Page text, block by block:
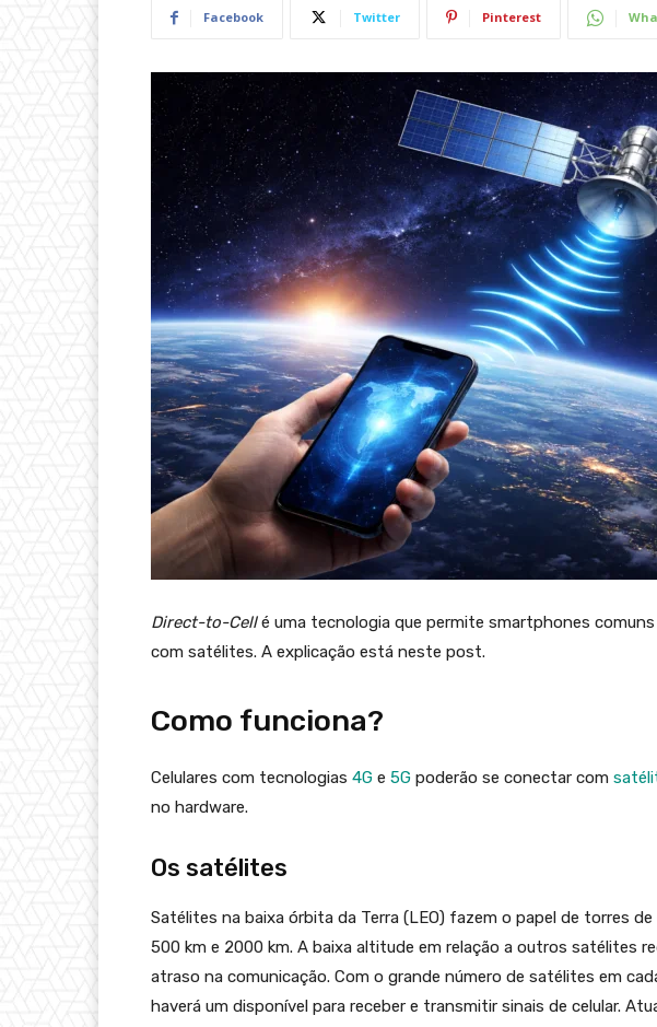
Facebook Twitter Pinterest
Direct-to-Cellé uma tecnologia que permite smartphones
com satélites. A explicação está neste post.
Como funciona?
Celulares com tecnologias 4G e 5G poderão se conectar com
no hardware.
Os satélites
Satélites na baixa órbita da Terra (LEO) fazem o papel de torres
500 km e 2000 km. A baixa altitude em relação a outros satélites
atraso na comunicação. Com o grande número de satélites em
haverá um disponível para receber e transmitir sinais de celular.